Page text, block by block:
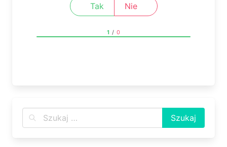
Tak Nie
1 / 0